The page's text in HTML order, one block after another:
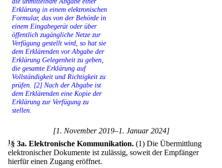
Erklärung in einem elektronischen
Formular, das von der Behörde in
einem Eingabegerät oder über
öffentlich zugängliche Netze zur
Verfügung gestellt wird, so hat sie
dem Erklärenden vor Abgabe der
Erklärung Gelegenheit zu geben,
die gesamte Erklärung auf
Vollständigkeit und Richtigkeit zu
prüfen. [2] Nach der Abgabe ist
dem Erklärenden eine Kopie der
Erklärung zur Verfügung zu
stellen.
[1. November 2019–1. Januar 2024]
1§ 3a. Elektronische Kommunikation. (1) Die Übermittlung
elektronischer Dokumente ist zulässig, soweit der Empfänger
hierfür einen Zugang eröffnet.